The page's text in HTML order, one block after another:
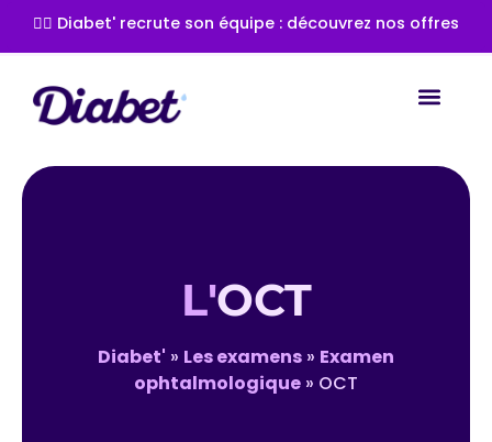
👩‍⚕️ Diabet' recrute son équipe : découvrez nos offres
L'OCT
Diabet' » Les examens » Examen
ophtalmologique » OCT